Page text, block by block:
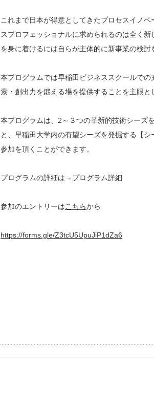
これまで日本が得意としてきたプロセスイノ
スプロフェッショナルに求められるのは全く
を身に着けるには自らが主体的に新事業の検討
本プログラムでは早稲田ビジネススクールで
索・創出力を鍛える場を提供することを主眼と
本プログラムは、2～３つの革新的技術シーズ
と、早稲田大学内の有望シーズを発掘する【
参加を頂くことができます。
プログラムの詳細は→ プログラム詳細
参加のエントリーはこちらから
https://forms.gle/Z3tcU5UpuJiP1dZa6